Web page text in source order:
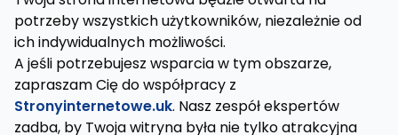
potrzeby wszystkich użytkowników, niezależnie od
ich indywidualnych możliwości.
A jeśli potrzebujesz wsparcia w tym obszarze,
zapraszam Cię do współpracy z
Stronyinternetowe.uk. Nasz zespół ekspertów
zadba, by Twoja witryna była nie tylko atrakcyjna